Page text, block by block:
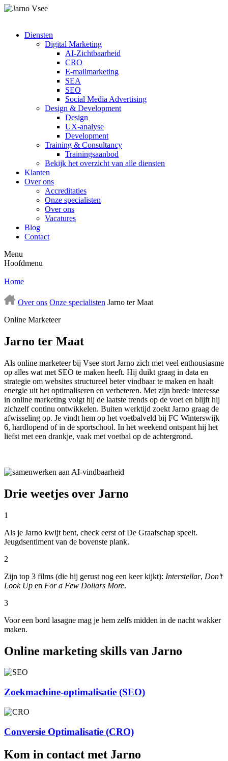
Diensten
Digital Marketing
AI-Zichtbaarheid
CRO
E-mailmarketing
SEA
SEO
Social Media Advertising
Design & Development
Design
UX-analyse
Development
Training & Consultancy
Trainingsaanbod
Bekijk het overzicht van alle diensten
Klanten
Over ons
Accreditaties
Onze specialisten
Over ons
Vacatures
Blog
Contact
Menu
Hoofdmenu
Home
Over ons Onze specialisten Jarno ter Maat
Online Marketeer
Jarno ter Maat
Als online marketeer bij Vsee stort Jarno zich met veel enthousiasme
op alles wat met SEO te maken heeft. Hij duikt graag in data en
strategie om websites structureel beter vindbaar te maken en haalt
energie uit het optimaliseren en verbeteren. Met zijn brede interesse
in online marketing volgt hij de laatste trends op de voet en blijft hij
zichzelf continu ontwikkelen. Buiten werktijd zoekt Jarno graag de
afwisseling op. Je vindt hem op het voetbalveld bij FC Winterswijk
6, hardlopend of in de sportschool. In het weekend ontspant hij het
liefst met een drankje, vaak met voetbal op de achtergrond.
Drie weetjes over Jarno
1
Als je Jarno kwijt bent, check eerst of De Graafschap speelt.
Jeugdsentiment van de bovenste plank.
2
Zijn top 3 films (die hij gerust nog een keer kijkt): Interstellar, Don’t
Look Up en For a Few Dollars More.
3
Voor een bord lasagne mag je hem zelfs midden in de nacht wakker
maken.
Online marketing skills van Jarno
Zoekmachine-optimalisatie (SEO)
Conversie Optimalisatie (CRO)
Kom in contact met Jarno